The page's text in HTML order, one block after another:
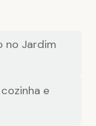
no Jardim
e